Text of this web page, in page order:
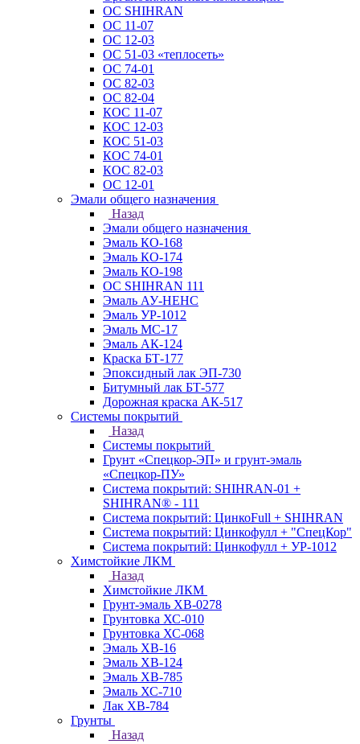
ОС SHIHRAN
ОС 11-07
ОС 12-03
ОС 51-03 «теплосеть»
ОС 74-01
ОС 82-03
ОС 82-04
КОС 11-07
КОС 12-03
КОС 51-03
КОС 74-01
КОС 82-03
ОС 12-01
Эмали общего назначения
Назад
Эмали общего назначения
Эмаль КО-168
Эмаль КО-174
Эмаль КО-198
ОС SHIHRAN 111
Эмаль АУ-НЕНС
Эмаль УР-1012
Эмаль МС-17
Эмаль АК-124
Краска БТ-177
Эпоксидный лак ЭП-730
Битумный лак БТ-577
Дорожная краска АК-517
Системы покрытий
Назад
Системы покрытий
Грунт «Спецкор-ЭП» и грунт-эмаль
«Спецкор-ПУ»
Система покрытий: SHIHRAN-01 +
SHIHRAN® - 111
Система покрытий: ЦинкоFull + SHIHRAN
Система покрытий: Цинкофулл + "СпецКор"
Система покрытий: Цинкофулл + УР-1012
Химстойкие ЛКМ
Назад
Химстойкие ЛКМ
Грунт-эмаль ХВ-0278
Грунтовка ХС-010
Грунтовка ХС-068
Эмаль ХВ-16
Эмаль ХВ-124
Эмаль ХВ-785
Эмаль ХС-710
Лак ХВ-784
Грунты
Назад